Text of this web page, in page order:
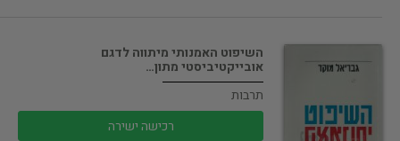
השיפוט האמנותי מיתווה לדגם
אובייקטיביסטי מתון…
תרבות
רכישה ישירה